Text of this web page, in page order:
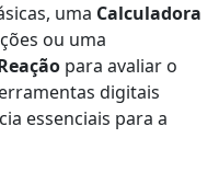
uma Calculadora
ou uma
para avaliar o
digitais
essenciais para a